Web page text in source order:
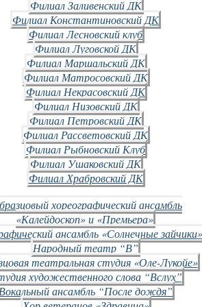
Филиал Заливенский ДК
Филиал Константиновский ДК
Филиал Лесновский клуб
Филиал Луговской ДК
Филиал Маршальский ДК
Филиал Матросовский ДК
Филиал Некрасовский ДК
Филиал Низовский ДК
Филиал Петровский ДК
Филиал Рассветовский ДК
Филиал Рыбновский Клуб
Филиал Ушаковский ДК
Филиал Храбровский ДК
хореографический ансамбль
«Калейдоскоп» и «Премьера»
ансамбль «Солнечные
Народный театр “В”
театральная студия «Оле-Лукойе»
художественного слова “Вслух”
ансамбль “После дождя”